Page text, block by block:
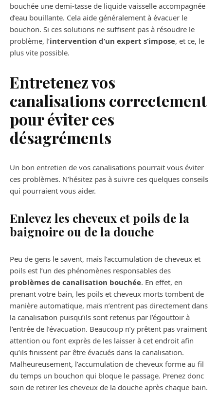
bouchée une demi-tasse de liquide vaisselle accompagnée
d’eau bouillante. Cela aide généralement à évacuer le
bouchon. Si ces solutions ne suffisent pas à résoudre le
problème, l’intervention d’un expert s’impose, et ce, le
plus vite possible.
Entretenez vos
canalisations correctement
pour éviter ces
désagréments
Un bon entretien de vos canalisations pourrait vous éviter
ces problèmes. N’hésitez pas à suivre ces quelques conseils
qui pourraient vous aider.
Enlevez les cheveux et poils de la
baignoire ou de la douche
Peu de gens le savent, mais l’accumulation de cheveux et
poils est l’un des phénomènes responsables des
problèmes de canalisation bouchée. En effet, en
prenant votre bain, les poils et cheveux morts tombent de
manière automatique, mais n’entrent pas directement dans
la canalisation puisqu’ils sont retenus par l’égouttoir à
l’entrée de l’évacuation. Beaucoup n’y prêtent pas vraiment
attention ou font exprès de les laisser à cet endroit afin
qu’ils finissent par être évacués dans la canalisation.
Malheureusement, l’accumulation de cheveux forme au fil
du temps un bouchon qui bloque le passage. Prenez donc
soin de retirer les cheveux de la douche après chaque bain.